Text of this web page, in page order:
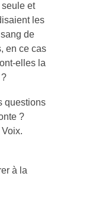
et
les
de
en ce cas
elles la
questions
?
à la